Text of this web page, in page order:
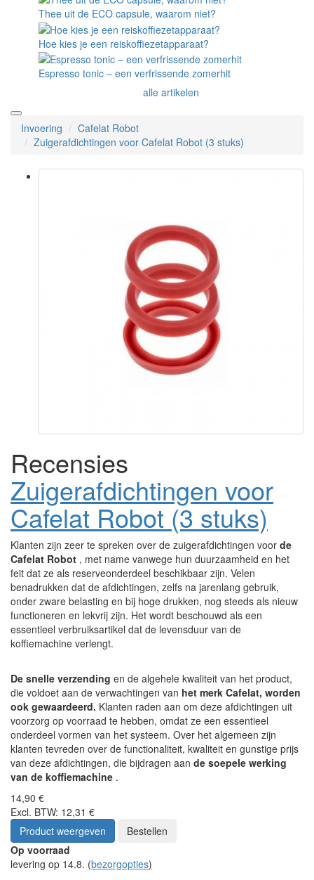
Thee uit de ECO capsule, waarom niet?
Hoe kies je een reiskoffiezetapparaat?
Espresso tonic – een verfrissende zomerhit
alle artikelen
Invoering
Cafelat Robot
Zuigerafdichtingen voor Cafelat Robot (3 stuks)
Recensies
Zuigerafdichtingen voor
Cafelat Robot (3 stuks)
Klanten zijn zeer te spreken over de zuigerafdichtingen voor de
Cafelat Robot , met name vanwege hun duurzaamheid en het
feit dat ze als reserveonderdeel beschikbaar zijn. Velen
benadrukken dat de afdichtingen, zelfs na jarenlang gebruik,
onder zware belasting en bij hoge drukken, nog steeds als nieuw
functioneren en lekvrij zijn. Het wordt beschouwd als een
essentieel verbruiksartikel dat de levensduur van de
koffiemachine verlengt.
De snelle verzending en de algehele kwaliteit van het product,
die voldoet aan de verwachtingen van het merk Cafelat, worden
ook gewaardeerd. Klanten raden aan om deze afdichtingen uit
voorzorg op voorraad te hebben, omdat ze een essentieel
onderdeel vormen van het systeem. Over het algemeen zijn
klanten tevreden over de functionaliteit, kwaliteit en gunstige prijs
van deze afdichtingen, die bijdragen aan de soepele werking
van de koffiemachine .
14,90 €
Excl. BTW: 12,31 €
Product weergeven
Bestellen
Op voorraad
levering op 14.8. (bezorgopties)